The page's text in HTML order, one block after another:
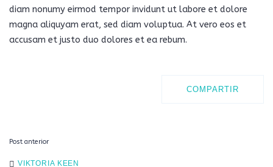
diam nonumy eirmod tempor invidunt ut labore et dolore
magna aliquyam erat, sed diam voluptua. At vero eos et
accusam et justo duo dolores et ea rebum.
COMPARTIR
POST
Post anterior
VIKTORIA KEEN